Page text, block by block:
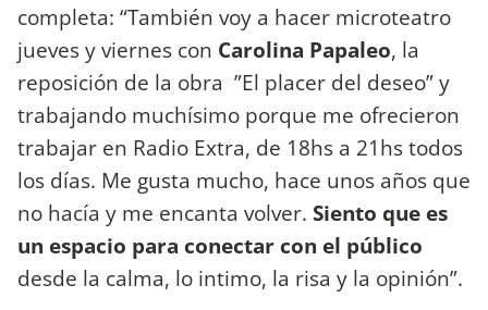
completa: “También voy a hacer microteatro
jueves y viernes con Carolina Papaleo, la
reposición de la obra ”El placer del deseo” y
trabajando muchísimo porque me ofrecieron
trabajar en Radio Extra, de 18hs a 21hs todos
los días. Me gusta mucho, hace unos años que
no hacía y me encanta volver. Siento que es
un espacio para conectar con el público
desde la calma, lo intimo, la risa y la opinión”.